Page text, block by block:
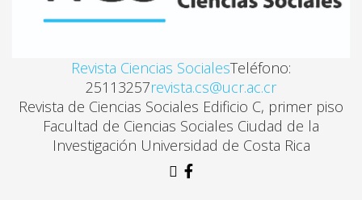
Ronald Fernández Pinto
Revista Ciencias SocialesTeléfono:
25113257revista.cs@ucr.ac.cr
Revista de Ciencias Sociales Edificio C, primer piso
Facultad de Ciencias Sociales Ciudad de la
Investigación Universidad de Costa Rica